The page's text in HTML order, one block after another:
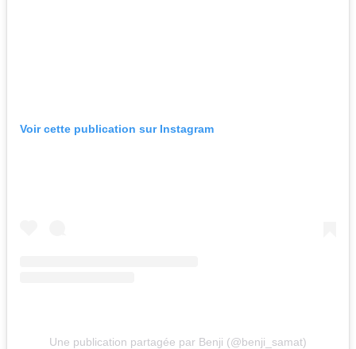
Voir cette publication sur Instagram
Une publication partagée par Benji (@benji_samat)